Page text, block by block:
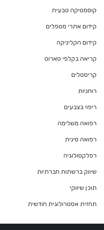
קוסמטיקה טבעית
קידום אתרי מטפלים
קידום הקליניקה
קריאה בקלפי טארוט
קריסטלים
רוחניות
ריפוי בצבעים
רפואה משלימה
רפואה סינית
רפלקסולוגיה
שיווק ברשתות חברתיות
תוכן שיווקי
תחזית אסטרולוגית חודשית